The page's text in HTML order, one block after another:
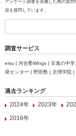
アンケート調査を実施した際の質
容を質問しています。
調査サービス
eisu | 河合塾Wings | 京進の中
発センター | 野田塾 | 文理学院
過去ランキング
2024年
2023年
2016年